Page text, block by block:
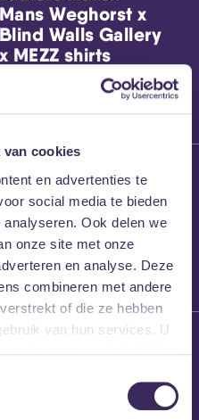
van cookies
en advertenties te
social media te bieden
Ook delen we
onze site met onze
en analyse. Deze
combineren met andere
of die ze hebben
van hun services. U
Mans Weghorst x
Blind Walls Gallery
x MEZZ shirts
27 maart 2026
Willem’s Blog:
Frans Kalf
26 maart 2026